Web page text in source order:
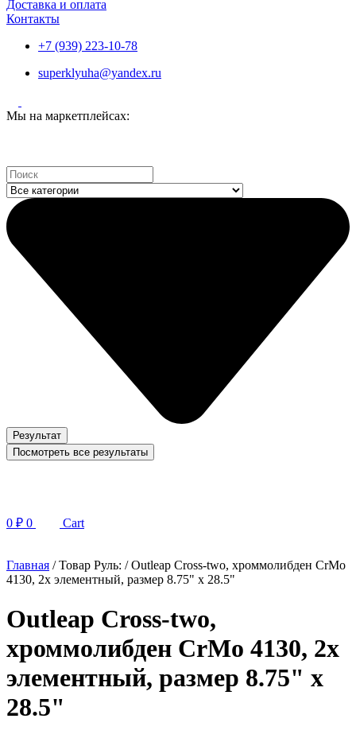
Доставка и оплата
Контакты
+7 (939) 223-10-78
superklyuha@yandex.ru
Мы на маркетплейсах:
Search
...
Результат
Посмотреть все результаты
0 ₽ 0 Cart
Главная / Товар Руль: / Outleap Cross-two, хроммолибден CrMo
4130, 2х элементный, размер 8.75" х 28.5"
Outleap Cross-two,
хроммолибден CrMo 4130, 2х
элементный, размер 8.75" х
28.5"